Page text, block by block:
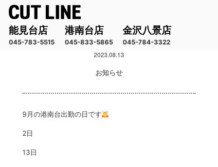
能見台店
045-783-5515
港南台店
045-833-5865
金沢八景店
045-784-3322
2023.08.13
お知らせ
9月の港南台出勤の日です
2日
13日